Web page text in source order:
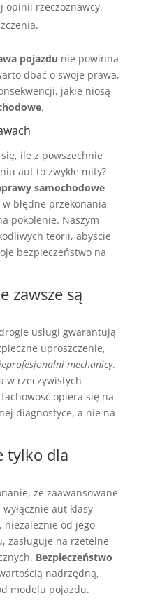
opinii rzeczoznawcy,
pojazdu nie powinna
dbać o swoje prawa,
jakie niosą
.
ile z powszechnie
aut to zwykłe mity?
samochodowe
błędne przekonania
pokolenie. Naszym
teorii, abyście
bezpieczeństwo na
zawsze są
usługi gwarantują
uproszczenie,
mechanicy.
w rzeczywistych
opiera się na
diagnostyce, a nie na
tylko dla
że zaawansowane
aut klasy
niezależnie od jego
zasługuje na rzetelne
Bezpieczeństwo
nadrzędną,
modelu pojazdu.